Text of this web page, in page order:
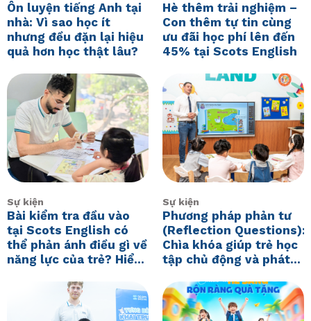
Ôn luyện tiếng Anh tại
nhà: Vì sao học ít
nhưng đều đặn lại hiệu
quả hơn học thật lâu?
Hè thêm trải nghiệm –
Con thêm tự tin cùng
ưu đãi học phí lên đến
45% tại Scots English
Sự kiện
Bài kiểm tra đầu vào
tại Scots English có
thể phản ánh điều gì về
năng lực của trẻ? Hiểu
tiềm năng của con!
Sự kiện
Phương pháp phản tư
(Reflection Questions):
Chìa khóa giúp trẻ học
tập chủ động và phát
bài học